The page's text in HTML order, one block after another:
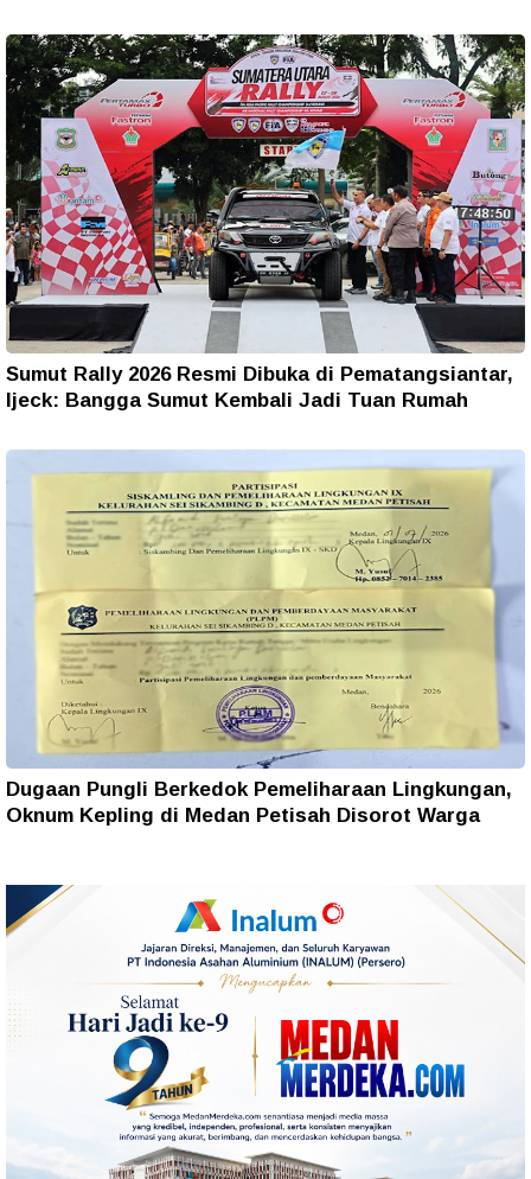
Sumut Rally 2026 Resmi Dibuka di Pematangsiantar,
Ijeck: Bangga Sumut Kembali Jadi Tuan Rumah
Dugaan Pungli Berkedok Pemeliharaan Lingkungan,
Oknum Kepling di Medan Petisah Disorot Warga